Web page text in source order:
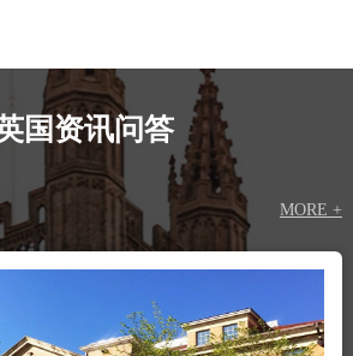
国资讯问答
MORE +